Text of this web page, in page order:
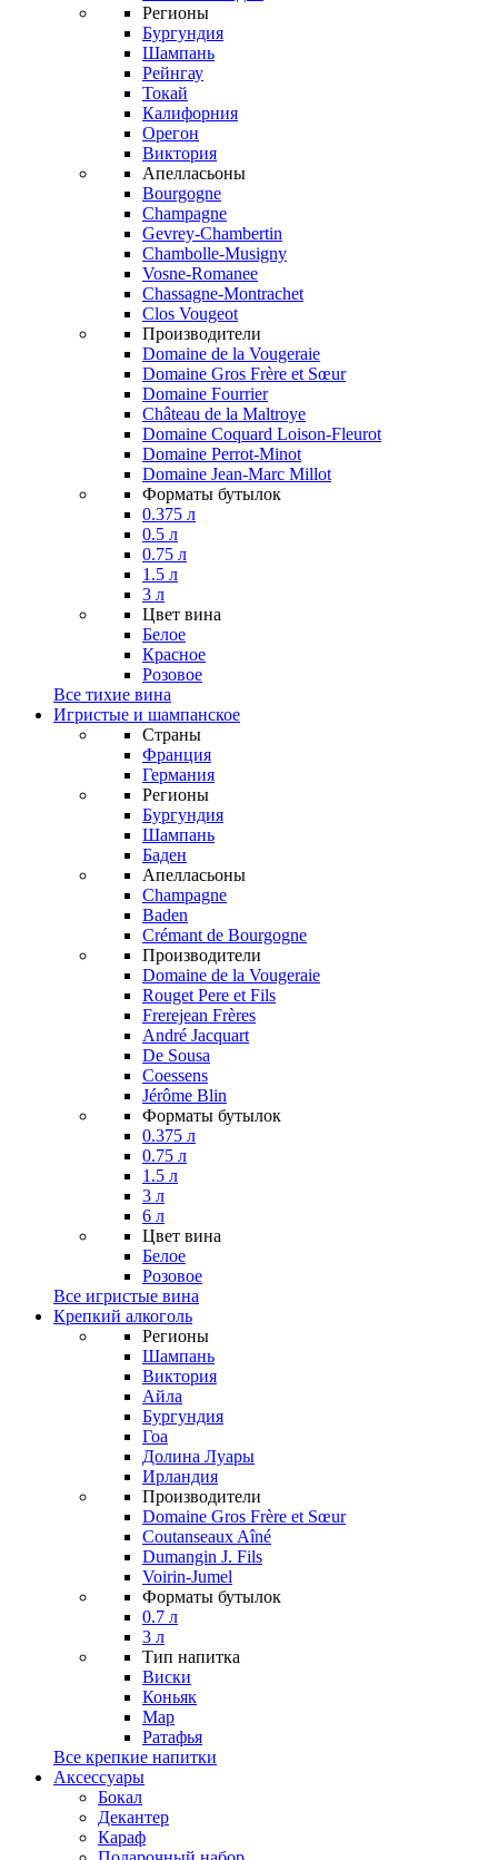
Регионы
Бургундия
Шампань
Рейнгау
Токай
Калифорния
Орегон
Виктория
Апелласьоны
Bourgogne
Champagne
Gevrey-Chambertin
Chambolle-Musigny
Vosne-Romanee
Chassagne-Montrachet
Clos Vougeot
Производители
Domaine de la Vougeraie
Domaine Gros Frère et Sœur
Domaine Fourrier
Château de la Maltroye
Domaine Coquard Loison-Fleurot
Domaine Perrot-Minot
Domaine Jean-Marc Millot
Форматы бутылок
0.375 л
0.5 л
0.75 л
1.5 л
3 л
Цвет вина
Белое
Красное
Розовое
Все тихие вина
Игристые и шампанское
Страны
Франция
Германия
Регионы
Бургундия
Шампань
Баден
Апелласьоны
Champagne
Baden
Crémant de Bourgogne
Производители
Domaine de la Vougeraie
Rouget Pere et Fils
Frerejean Frères
André Jacquart
De Sousa
Coessens
Jérôme Blin
Форматы бутылок
0.375 л
0.75 л
1.5 л
3 л
6 л
Цвет вина
Белое
Розовое
Все игристые вина
Крепкий алкоголь
Регионы
Шампань
Виктория
Айла
Бургундия
Гоа
Долина Луары
Ирландия
Производители
Domaine Gros Frère et Sœur
Coutanseaux Aîné
Dumangin J. Fils
Voirin-Jumel
Форматы бутылок
0.7 л
3 л
Тип напитка
Виски
Коньяк
Мар
Ратафья
Все крепкие напитки
Аксессуары
Бокал
Декантер
Караф